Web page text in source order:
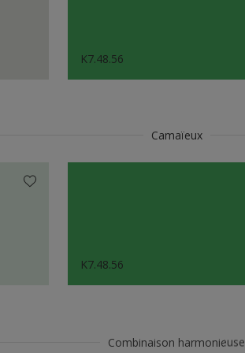
K7.48.56
Camaïeux
K7.48.56
Combinaison harmonieuse